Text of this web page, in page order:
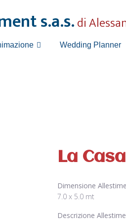
s.a.s.di
Wedding Planner
La
Dimensione
7.0 x 5.0 mt
Descrizione